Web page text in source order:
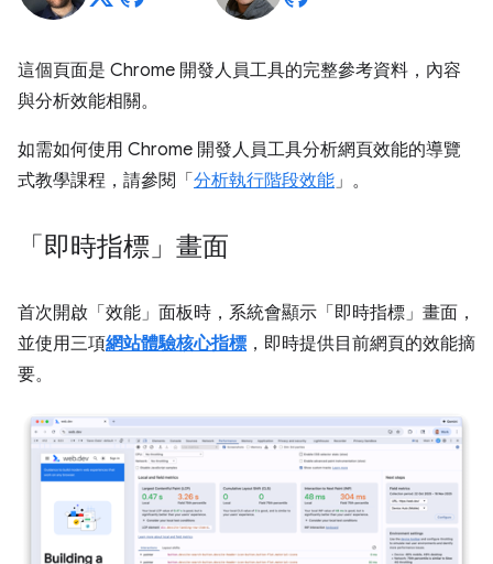
這個頁面是 Chrome 開發人員工具的完整參考資料，內容
與分析效能相關。
如需如何使用 Chrome 開發人員工具分析網頁效能的導覽
式教學課程，請參閱「 分析執行階段效能」。
「即時指標」畫面
首次開啟「效能」 面板時，系統會顯示「即時指標」畫面，
並使用三項網站體驗核心指標 ，即時提供目前網頁的效能摘
要。